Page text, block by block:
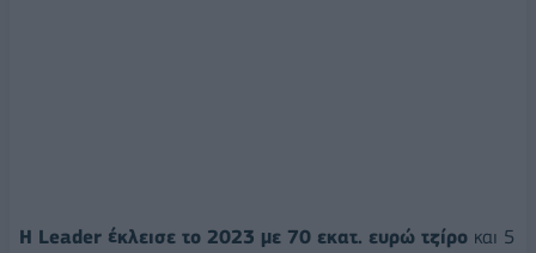
Η Leader έκλεισε το 2023 με 70 εκατ. ευρώ τζίρο και 5